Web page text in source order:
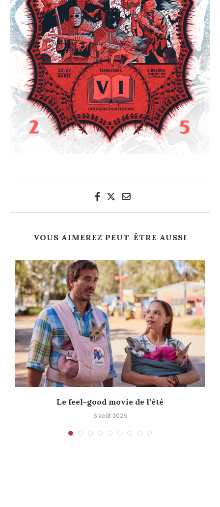
VOUS AIMEREZ PEUT-ÊTRE AUSSI
Le feel-good movie de l’été
6 août 2026